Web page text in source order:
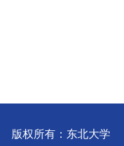
版权所有：东北大学